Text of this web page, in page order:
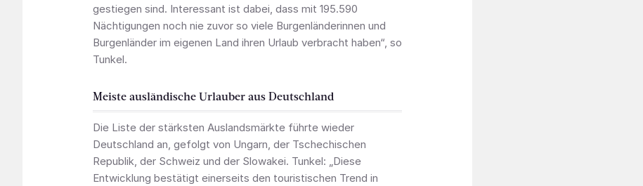
gestiegen sind. Interessant ist dabei, dass mit 195.590
Nächtigungen noch nie zuvor so viele Burgenländerinnen und
Burgenländer im eigenen Land ihren Urlaub verbracht haben“, so
Tunkel.
Meiste ausländische Urlauber aus Deutschland
Die Liste der stärksten Auslandsmärkte führte wieder
Deutschland an, gefolgt von Ungarn, der Tschechischen
Republik, der Schweiz und der Slowakei. Tunkel: „Diese
Entwicklung bestätigt einerseits den touristischen Trend in